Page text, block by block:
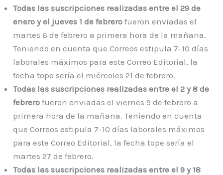
Todas las suscripciones realizadas entre el 29 de
enero y el jueves 1 de febrero fueron enviadas el
martes 6 de febrero a primera hora de la mañana.
Teniendo en cuenta que Correos estipula 7-10 días
laborales máximos para este Correo Editorial, la
fecha tope sería el miércoles 21 de febrero.
Todas las suscripciones realizadas entre el 2 y 8 de
febrero fueron enviadas el viernes 9 de febrero a
primera hora de la mañana. Teniendo en cuenta
que Correos estipula 7-10 días laborales máximos
para este Correo Editorial, la fecha tope sería el
martes 27 de febrero.
Todas las suscripciones realizadas entre el 9 y 18